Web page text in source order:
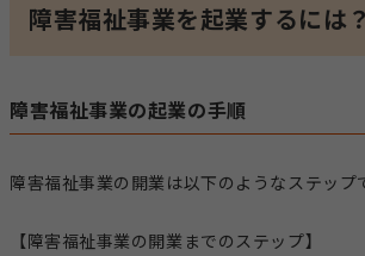
障害福祉事業を起業するには？
障害福祉事業の起業の手順
障害福祉事業の開業は以下のようなステップ
【障害福祉事業の開業までのステップ】